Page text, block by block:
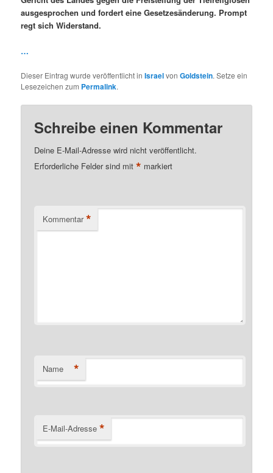
ausgesprochen und fordert eine Gesetzesänderung. Prompt
regt sich Widerstand.
…
Dieser Eintrag wurde veröffentlicht inIsraelvonGoldstein. Setze ein
Lesezeichen zum Permalink.
Schreibe einen Kommentar
Deine E-Mail-Adresse wird nicht veröffentlicht.
Erforderliche Felder sind mit* markiert
Kommentar *
Name *
E-Mail-Adresse *